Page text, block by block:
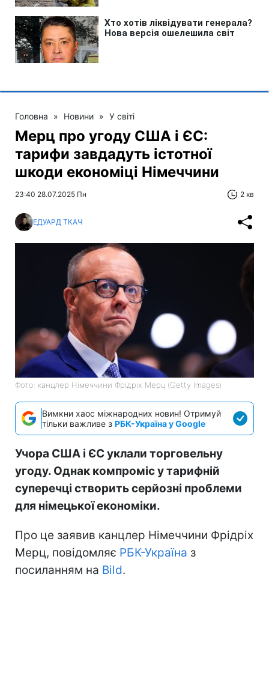
Головна » Новини » У світі
Мерц про угоду США і ЄС:
тарифи завдадуть істотної
шкоди економіці Німеччини
23:40 28.07.2025 Пн 2 хв
ЕДУАРД ТКАЧ
Фото: канцлер Німеччини Фрідріх Мерц (Getty Images)
Вимкни хаос міжнародних новин! Отримуй
тільки важливе з РБК-Україна у Google
Учора США і ЄС уклали торговельну
угоду. Однак компроміс у тарифній
суперечці створить серйозні проблеми
для німецької економіки.
Про це заявив канцлер Німеччини Фрідріх
Мерц, повідомляє РБК-Україна з
посиланням на Bild.